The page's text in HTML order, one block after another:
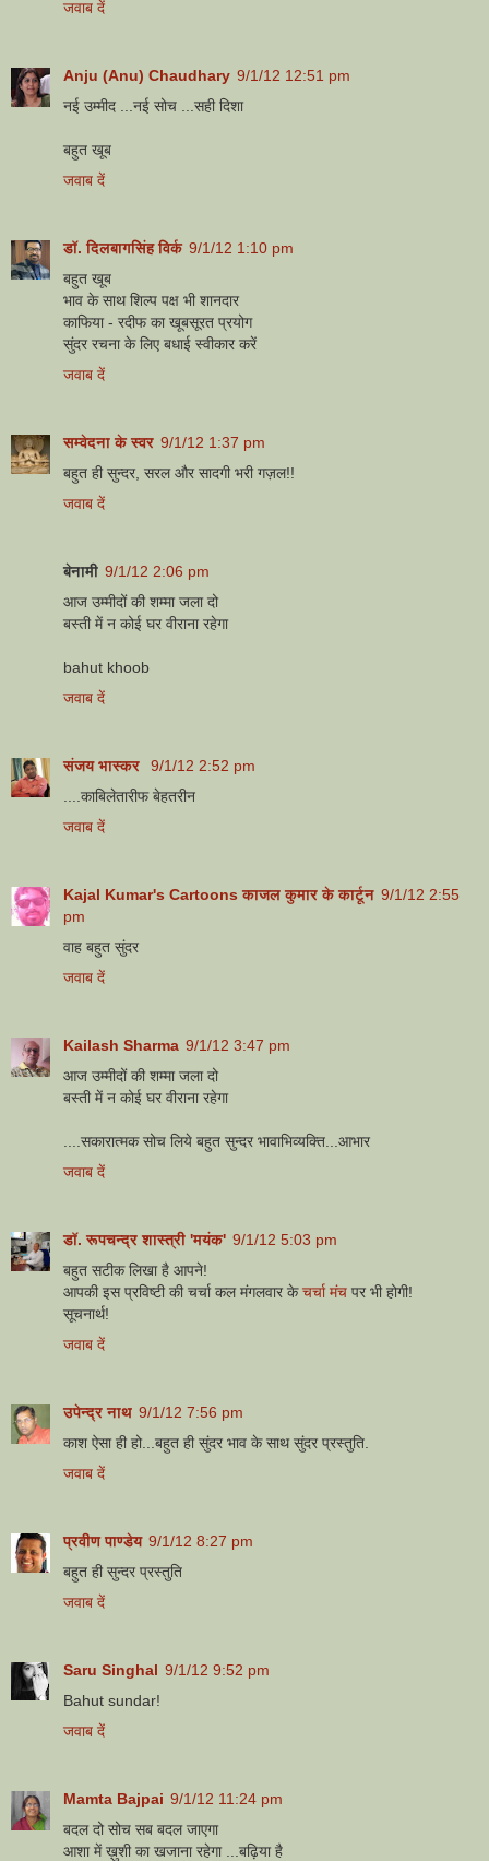
जवाब दें
Anju (Anu) Chaudhary 9/1/12 12:51 pm
नई उम्मीद ...नई सोच ...सही दिशा
बहुत खूब
जवाब दें
डॉ. दिलबागसिंह विर्क 9/1/12 1:10 pm
बहुत खूब
भाव के साथ शिल्प पक्ष भी शानदार
काफिया - रदीफ का खूबसूरत प्रयोग
सुंदर रचना के लिए बधाई स्वीकार करें
जवाब दें
सम्वेदना के स्वर 9/1/12 1:37 pm
बहुत ही सुन्दर, सरल और सादगी भरी गज़ल!!
जवाब दें
बेनामी 9/1/12 2:06 pm
आज उम्मीदों की शम्मा जला दो
बस्ती में न कोई घर वीराना रहेगा
bahut khoob
जवाब दें
संजय भास्‍कर
9/1/12 2:52 pm
....काबिलेतारीफ बेहतरीन
जवाब दें
Kajal Kumar's Cartoons काजल कुमार के कार्टून 9/1/12 2:55
pm
वाह बहुत सुंदर
जवाब दें
Kailash Sharma 9/1/12 3:47 pm
आज उम्मीदों की शम्मा जला दो
बस्ती में न कोई घर वीराना रहेगा
....सकारात्मक सोच लिये बहुत सुन्दर भावाभिव्यक्ति...आभार
जवाब दें
डॉ. रूपचन्द्र शास्त्री 'मयंक' 9/1/12 5:03 pm
बहुत सटीक लिखा है आपने!
आपकी इस प्रविष्टी की चर्चा कल मंगलवार केचर्चा मंच पर भी होगी!
सूचनार्थ!
जवाब दें
उपेन्द्र नाथ 9/1/12 7:56 pm
काश ऐसा ही हो...बहुत ही सुंदर भाव के साथ सुंदर प्रस्तुति.
जवाब दें
प्रवीण पाण्डेय 9/1/12 8:27 pm
बहुत ही सुन्दर प्रस्तुति
जवाब दें
Saru Singhal 9/1/12 9:52 pm
Bahut sundar!
जवाब दें
Mamta Bajpai 9/1/12 11:24 pm
बदल दो सोच सब बदल जाएगा
आशा में ख़ुशी का खजाना रहेगा ...बढ़िया है